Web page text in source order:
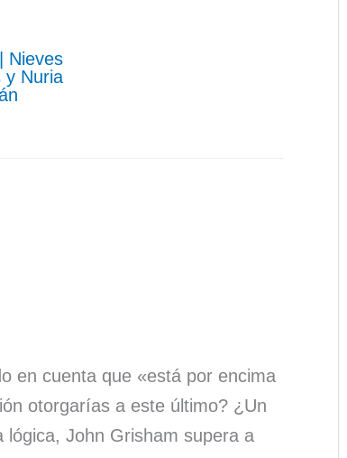
Nieves
y Nuria
en cuenta que «está por encima
otorgarías a este último? ¿Un
lógica, John Grisham supera a